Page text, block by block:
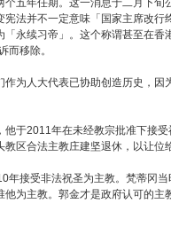
五年任期。这一消息于二月下旬
法并不一定意味「国家主席改行
永续习帝」。这个称谓甚至在香
而移除。
为人大代表已协助创造历史，因
于2011年在未经教宗批准下接
区合法主教庄建坚退休，以让位
年接受非法祝圣为主教。梵蒂冈
为主教。郭金才是政府认可的主